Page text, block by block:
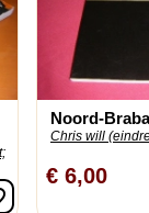
Noord-
Chris will
€ 6,00